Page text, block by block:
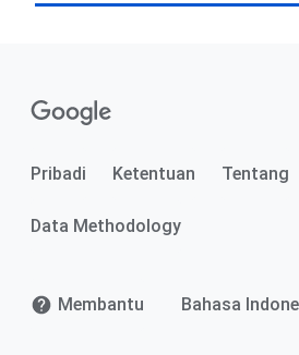
Pribadi Ketentuan Tentang
Data Methodology
Membantu